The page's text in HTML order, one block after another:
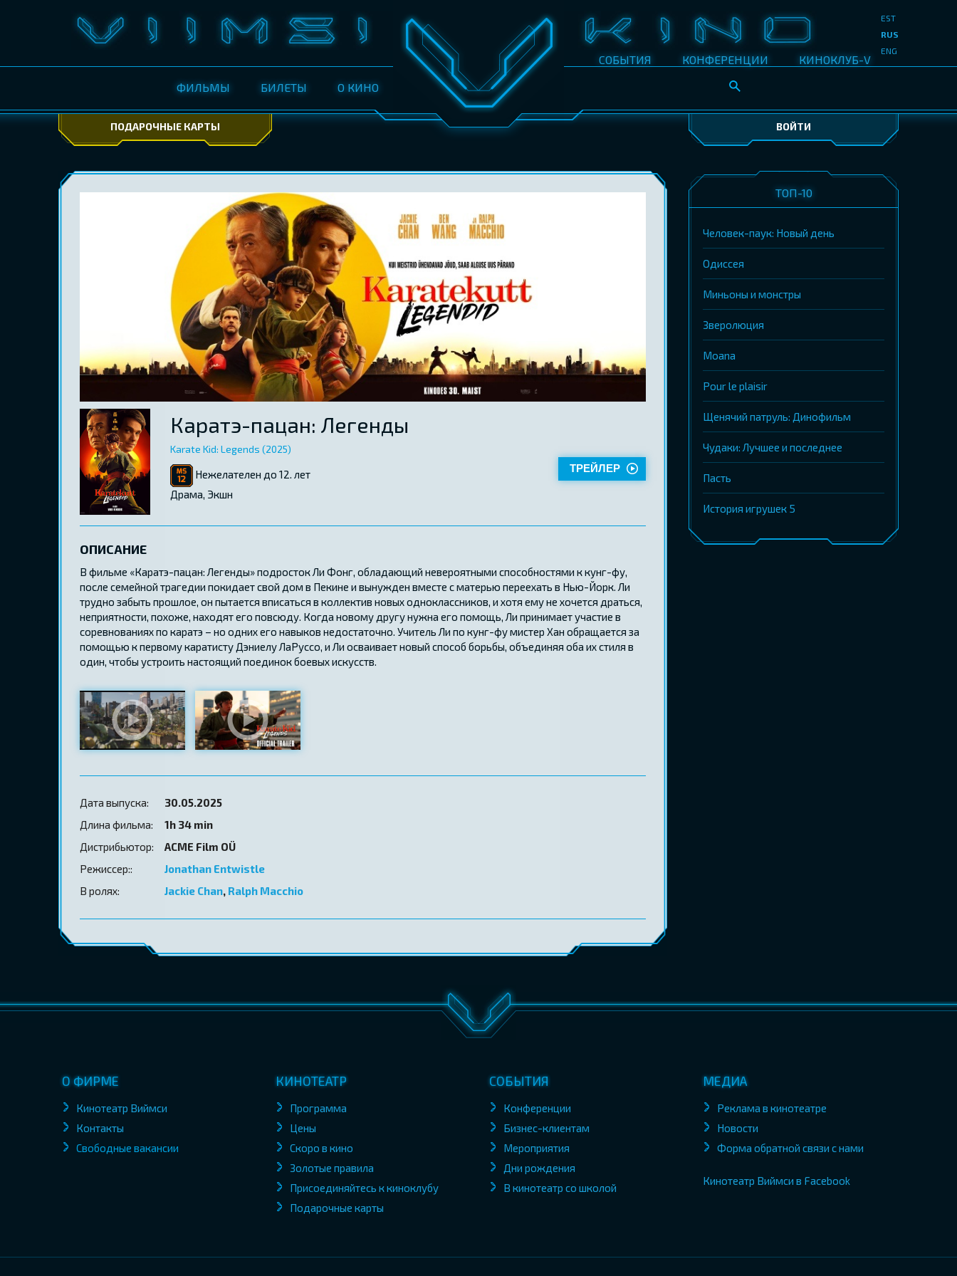
ФИЛЬМЫ БИЛЕТЫ О КИНО
СОБЫТИЯ КОНФЕРЕНЦИИ КИНОКЛУБ-V
EST
RUS
ENG
ПОДАРОЧНЫЕ КАРТЫ ВОЙТИ
Каратэ-пацан: Легенды
Karate Kid: Legends (2025)
Нежелателен до 12. лет
Драма, Экшн
ТРЕЙЛЕР
ОПИСАНИЕ
В фильме «Каратэ-пацан: Легенды» подросток Ли Фонг, обладающий невероятными способностями к кунг-фу,
после семейной трагедии покидает свой дом в Пекине и вынужден вместе с матерью переехать в Нью-Йорк. Ли
трудно забыть прошлое, он пытается вписаться в коллектив новых одноклассников, и хотя ему не хочется драться,
неприятности, похоже, находят его повсюду. Когда новому другу нужна его помощь, Ли принимает участие в
соревнованиях по каратэ – но одних его навыков недостаточно. Учитель Ли по кунг-фу мистер Хан обращается за
помощью к первому каратисту Дэниелу ЛаРуссо, и Ли осваивает новый способ борьбы, объединяя оба их стиля в
один, чтобы устроить настоящий поединок боевых искусств.
Дата выпуска:
30.05.2025
Длина фильма:
1h 34 min
Дистрибьютор:
ACME Film OÜ
Режиссер::
Jonathan Entwistle
В ролях:
Jackie Chan, Ralph Macchio
ТОП-10
Человек-паук: Новый день
Одиссея
Миньоны и монстры
Зверолюция
Moana
Pour le plaisir
Щенячий патруль: Динофильм
Чудаки: Лучшее и последнее
Пасть
История игрушек 5
О ФИРМЕ
Кинотеатр Виймси
Контакты
Свободные вакансии
КИНОТЕАТР
Программа
Цены
Скоро в кино
Золотые правила
Присоединяйтесь к киноклубу
Подарочные карты
СОБЫТИЯ
Конференции
Бизнес-клиентам
Мероприятия
Дни рождения
В кинотеатр со школой
МЕДИА
Реклама в кинотеатре
Новости
Форма обратной связи с нами
Кинотеатр Виймси в Facebook